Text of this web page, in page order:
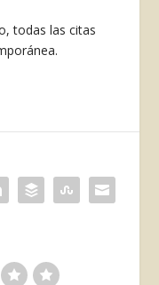
todas las citas